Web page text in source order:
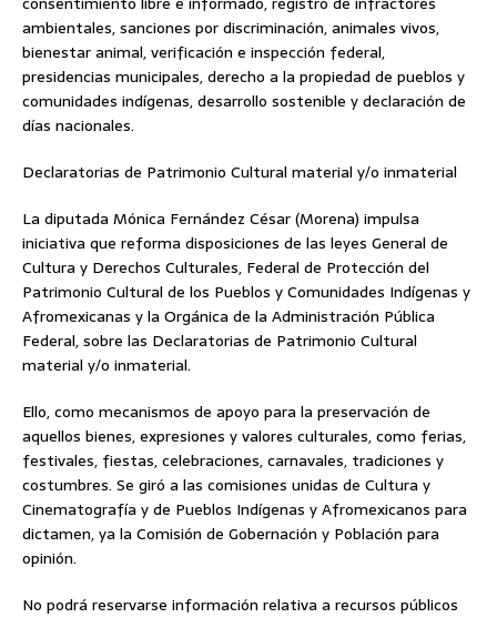
ambientales, sanciones por discriminación, animales vivos,
bienestar animal, verificación e inspección federal,
presidencias municipales, derecho a la propiedad de pueblos y
comunidades indígenas, desarrollo sostenible y declaración de
días nacionales.
Declaratorias de Patrimonio Cultural material y/o inmaterial
La diputada Mónica Fernández César (Morena) impulsa
iniciativa que reforma disposiciones de las leyes General de
Cultura y Derechos Culturales, Federal de Protección del
Patrimonio Cultural de los Pueblos y Comunidades Indígenas y
Afromexicanas y la Orgánica de la Administración Pública
Federal, sobre las Declaratorias de Patrimonio Cultural
material y/o inmaterial.
Ello, como mecanismos de apoyo para la preservación de
aquellos bienes, expresiones y valores culturales, como ferias,
festivales, fiestas, celebraciones, carnavales, tradiciones y
costumbres. Se giró a las comisiones unidas de Cultura y
Cinematografía y de Pueblos Indígenas y Afromexicanos para
dictamen, ya la Comisión de Gobernación y Población para
opinión.
No podrá reservarse información relativa a recursos públicos